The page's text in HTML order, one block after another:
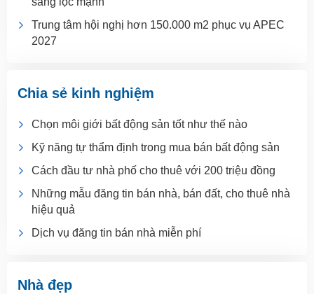
Trung tâm hội nghị hơn 150.000 m2 phục vụ APEC
2027
Chia sẻ kinh nghiệm
Chọn môi giới bất động sản tốt như thế nào
Kỹ năng tự thẩm định trong mua bán bất động sản
Cách đầu tư nhà phố cho thuê với 200 triệu đồng
Những mẫu đăng tin bán nhà, bán đất, cho thuê nhà
hiệu quả
Dịch vụ đăng tin bán nhà miễn phí
Nhà đẹp